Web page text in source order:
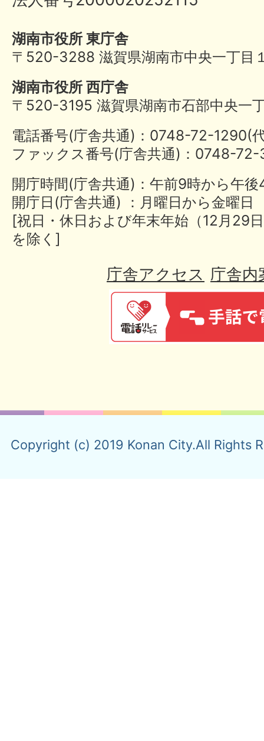
湖南市役所 東庁舎
〒520-3288 滋賀県湖南市中央一丁目
湖南市役所 西庁舎
〒520-3195 滋賀県湖南市石部中央一
電話番号(庁舎共通)：0748-72-
ファックス番号(庁舎共通)：0748-
開庁時間(庁舎共通)：午前9時から午
開庁日(庁舎共通) ：月曜日から金曜日
[祝日・休日および年末年始（12月29
を除く]
庁舎アクセス 庁舎内
Copyright (c) 2019 Konan City.All Rights